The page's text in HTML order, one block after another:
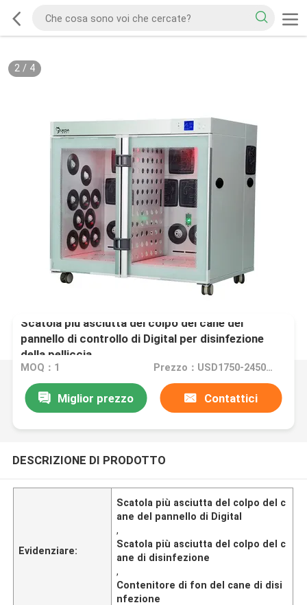
2/ 4
Scatola più asciutta del colpo del cane del
pannello di controllo di Digital per disinfezione
della pelliccia
MOQ：1 Prezzo：USD1750-2450/pc
Miglior prezzo Contattici
DESCRIZIONE DI PRODOTTO
Evidenziare:
Scatola più asciutta del colpo del c
ane del pannello di Digital
,
Scatola più asciutta del colpo del c
ane di disinfezione
,
Contenitore di fon del cane di disi
nfezione